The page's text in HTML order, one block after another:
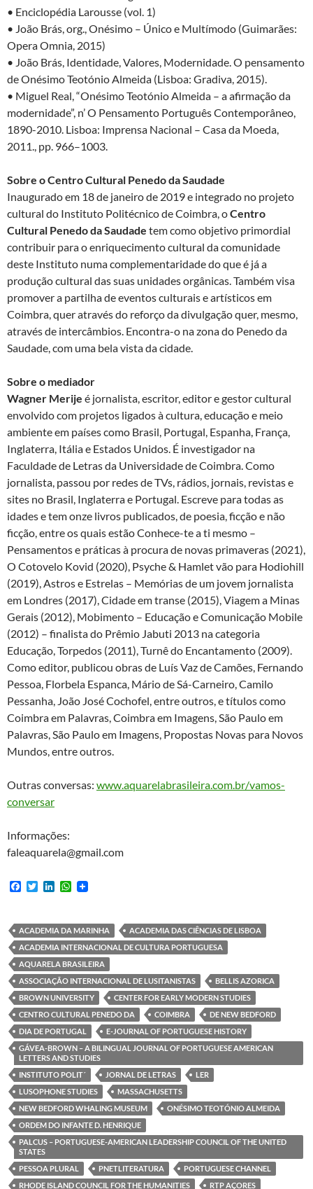
• Enciclopédia Larousse (vol. 1)
• João Brás, org., Onésimo – Único e Multímodo (Guimarães:
Opera Omnia, 2015)
• João Brás, Identidade, Valores, Modernidade. O pensamento
de Onésimo Teotónio Almeida (Lisboa: Gradiva, 2015).
• Miguel Real, “Onésimo Teotónio Almeida – a afirmação da
modernidade”, n’ O Pensamento Português Contemporâneo,
1890-2010. Lisboa: Imprensa Nacional – Casa da Moeda,
2011., pp. 966–1003.
Sobre o Centro Cultural Penedo da Saudade
Inaugurado em 18 de janeiro de 2019 e integrado no projeto
cultural do Instituto Politécnico de Coimbra, oCentro
Cultural Penedo da Saudade tem como objetivo primordial
contribuir para o enriquecimento cultural da comunidade
deste Instituto numa complementaridade do que é já a
produção cultural das suas unidades orgânicas. Também visa
promover a partilha de eventos culturais e artísticos em
Coimbra, quer através do reforço da divulgação quer, mesmo,
através de intercâmbios. Encontra-o na zona do Penedo da
Saudade, com uma bela vista da cidade.
Sobre o mediador
Wagner Merije é jornalista, escritor, editor e gestor cultural
envolvido com projetos ligados à cultura, educação e meio
ambiente em países como Brasil, Portugal, Espanha, França,
Inglaterra, Itália e Estados Unidos. É investigador na
Faculdade de Letras da Universidade de Coimbra. Como
jornalista, passou por redes de TVs, rádios, jornais, revistas e
sites no Brasil, Inglaterra e Portugal. Escreve para todas as
idades e tem onze livros publicados, de poesia, ficção e não
ficção, entre os quais estão Conhece-te a ti mesmo –
Pensamentos e práticas à procura de novas primaveras (2021),
O Cotovelo Kovid (2020), Psyche & Hamlet vão para Hodiohill
(2019), Astros e Estrelas – Memórias de um jovem jornalista
em Londres (2017), Cidade em transe (2015), Viagem a Minas
Gerais (2012), Mobimento – Educação e Comunicação Mobile
(2012) – finalista do Prêmio Jabuti 2013 na categoria
Educação, Torpedos (2011), Turnê do Encantamento (2009).
Como editor, publicou obras de Luís Vaz de Camões, Fernando
Pessoa, Florbela Espanca, Mário de Sá-Carneiro, Camilo
Pessanha, João José Cochofel, entre outros, e títulos como
Coimbra em Palavras, Coimbra em Imagens, São Paulo em
Palavras, São Paulo em Imagens, Propostas Novas para Novos
Mundos, entre outros.
Outras conversas: www.aquarelabrasileira.com.br/vamos-
conversar
Informações:
faleaquarela@gmail.com
F
b
o
o
k
T
t
e
r
e
d
I
n
W
s
A
p
p
ACADEMIA DA MARINHA
ACADEMIA DAS CIÊNCIAS DE LISBOA
ACADEMIA INTERNACIONAL DE CULTURA PORTUGUESA
AQUARELA BRASILEIRA
ASSOCIAÇÃO INTERNACIONAL DE LUSITANISTAS
BELLIS AZORICA
BROWN UNIVERSITY
CENTER FOR EARLY MODERN STUDIES
CENTRO CULTURAL PENEDO DA
COIMBRA
DE NEW BEDFORD
DIA DE PORTUGAL
E-JOURNAL OF PORTUGUESE HISTORY
GÁVEA-BROWN – A BILINGUAL JOURNAL OF PORTUGUESE AMERICAN
LETTERS AND STUDIES
INSTITUTO POLIT´
JORNAL DE LETRAS
LER
LUSOPHONE STUDIES
MASSACHUSETTS
NEW BEDFORD WHALING MUSEUM
ONÉSIMO TEOTÓNIO ALMEIDA
ORDEM DO INFANTE D. HENRIQUE
PALCUS – PORTUGUESE-AMERICAN LEADERSHIP COUNCIL OF THE UNITED
STATES
PESSOA PLURAL
PNETLITERATURA
PORTUGUESE CHANNEL
RHODE ISLAND COUNCIL FOR THE HUMANITIES
RTP AÇORES